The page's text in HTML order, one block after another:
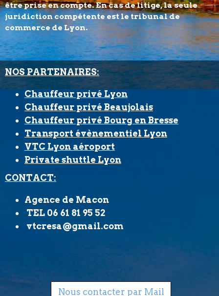
être prise en compte. En cas de litige, la seule
juridiction compétente est le tribunal de
commerce de Lyon.
NOS PARTENAIRES:
Chauffeur privé Lyon
Chauffeur privé Beaujolais
Chauffeur privé Bourg en Bresse
Transport évènementiel Lyon
VTC Lyon aéroport
Private shuttle Lyon
CONTACT:
Agence de Macon
TEL 06 61 81 95 52
vtcresa@gmail.com
Nous contacter par Mail